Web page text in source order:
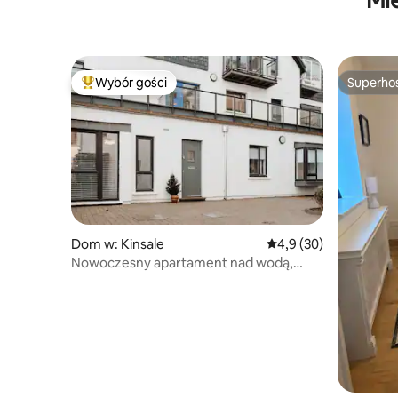
Najpopularniejsze z kategorii Wybór gości
Wybór gości
Dom w: Kinsale Średnia ocena: 4,9
4,9 (30)
Nowoczesny apartament nad wodą,